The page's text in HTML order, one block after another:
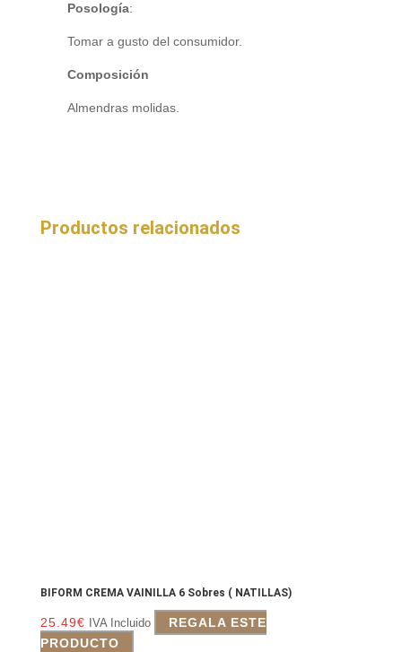
Posología:
Tomar a gusto del consumidor.
Composición
Almendras molidas.
Productos relacionados
BIFORM CREMA VAINILLA 6 Sobres ( NATILLAS)
25.49€ IVA Incluido
REGALA ESTE
PRODUCTO